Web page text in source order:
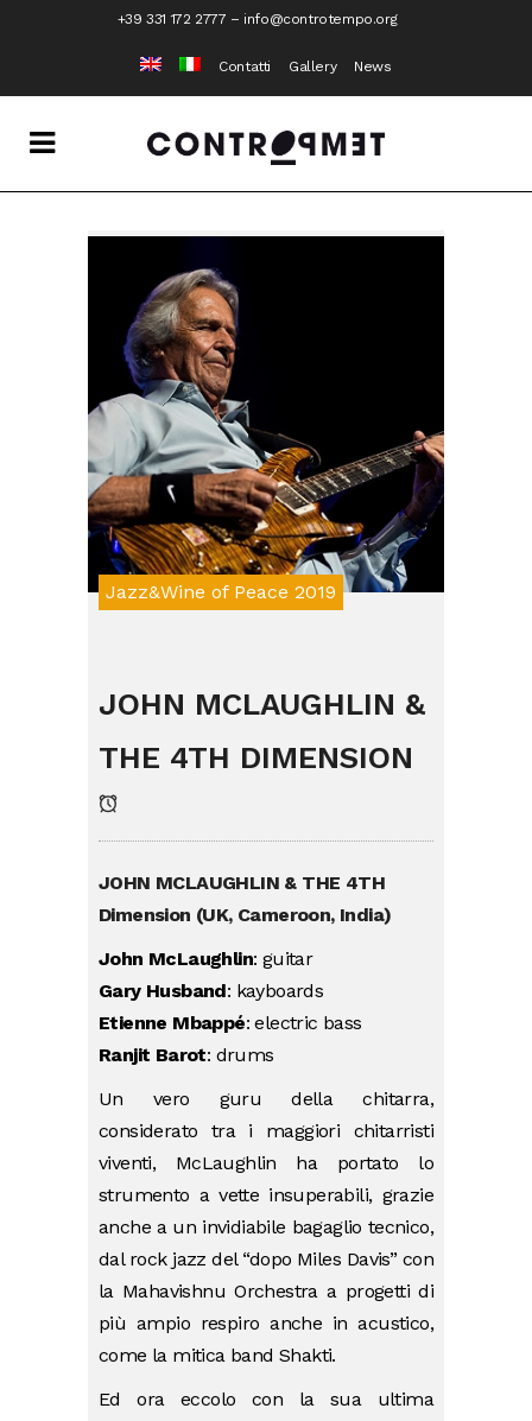
+39 331 172 2777 – info@controtempo.org
Contatti Gallery News
Jazz&Wine of Peace 2019
JOHN MCLAUGHLIN &
THE 4TH DIMENSION
JOHN MCLAUGHLIN & THE 4TH
Dimension (UK, Cameroon, India)
John McLaughlin: guitar
Gary Husband: kayboards
Etienne Mbappé: electric bass
Ranjit Barot: drums
Un vero guru della chitarra,
considerato tra i maggiori chitarristi
viventi, McLaughlin ha portato lo
strumento a vette insuperabili, grazie
anche a un invidiabile bagaglio tecnico,
dal rock jazz del “dopo Miles Davis” con
la Mahavishnu Orchestra a progetti di
più ampio respiro anche in acustico,
come la mitica band Shakti.
Ed ora eccolo con la sua ultima